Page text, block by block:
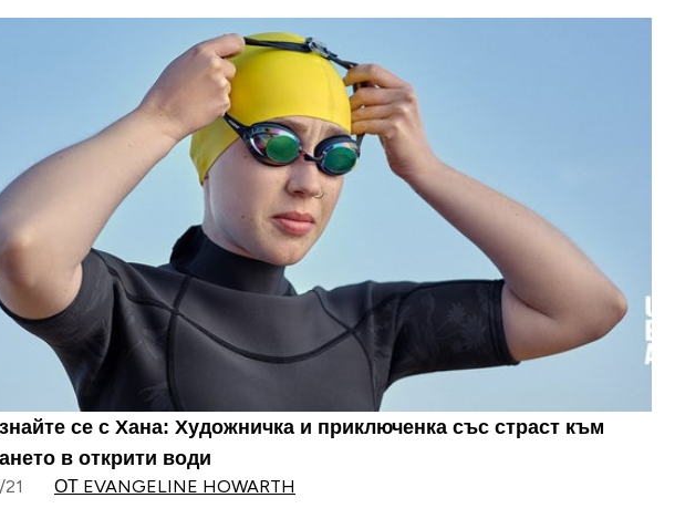
се с Хана: Художничка и приключенка със страст към
в открити води
ОТ EVANGELINE HOWARTH